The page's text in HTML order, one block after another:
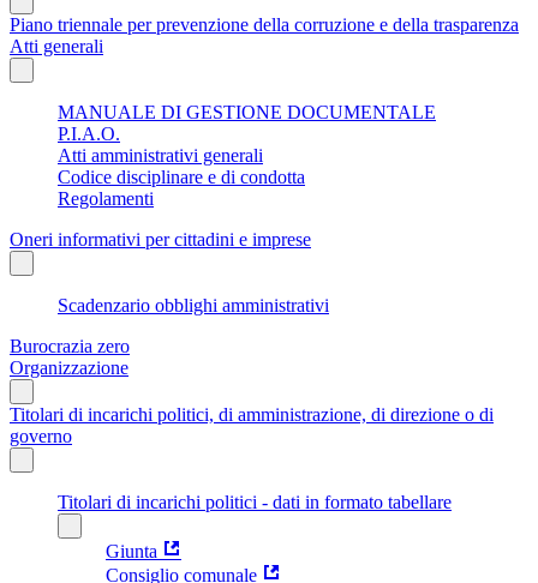
Piano triennale per prevenzione della corruzione e della trasparenza
Atti generali
MANUALE DI GESTIONE DOCUMENTALE
P.I.A.O.
Atti amministrativi generali
Codice disciplinare e di condotta
Regolamenti
Oneri informativi per cittadini e imprese
Scadenzario obblighi amministrativi
Burocrazia zero
Organizzazione
Titolari di incarichi politici, di amministrazione, di direzione o di
governo
Titolari di incarichi politici - dati in formato tabellare
Giunta
Consiglio comunale